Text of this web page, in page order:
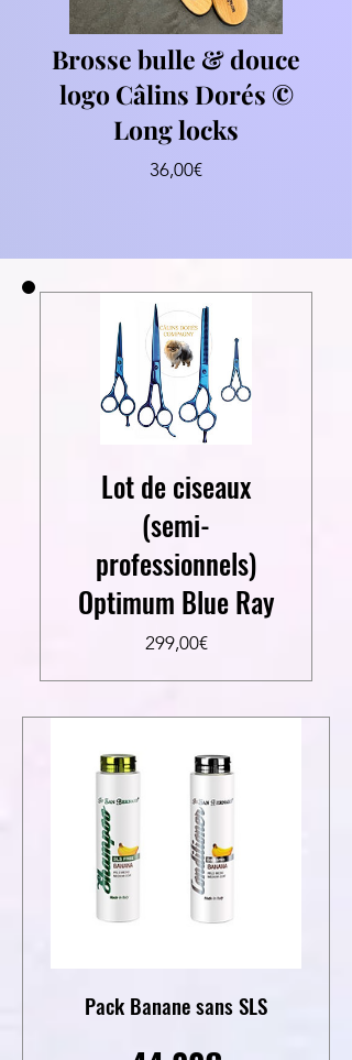
Brosse bulle & douce
logo Câlins Dorés ©
Long locks
36,00€Prezzo
Lot de ciseaux
(semi-
professionnels)
Optimum Blue Ray
299,00€Prezzo
Pack Banane sans SLS